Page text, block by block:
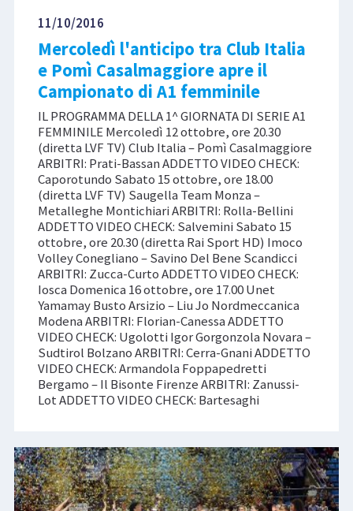
11/10/2016
Mercoledì l'anticipo tra Club Italia
e Pomì Casalmaggiore apre il
Campionato di A1 femminile
IL PROGRAMMA DELLA 1^ GIORNATA DI SERIE A1
FEMMINILE Mercoledì 12 ottobre, ore 20.30
(diretta LVF TV) Club Italia – Pomì Casalmaggiore
ARBITRI: Prati-Bassan ADDETTO VIDEO CHECK:
Caporotundo Sabato 15 ottobre, ore 18.00
(diretta LVF TV) Saugella Team Monza –
Metalleghe Montichiari ARBITRI: Rolla-Bellini
ADDETTO VIDEO CHECK: Salvemini Sabato 15
ottobre, ore 20.30 (diretta Rai Sport HD) Imoco
Volley Conegliano – Savino Del Bene Scandicci
ARBITRI: Zucca-Curto ADDETTO VIDEO CHECK:
Iosca Domenica 16 ottobre, ore 17.00 Unet
Yamamay Busto Arsizio – Liu Jo Nordmeccanica
Modena ARBITRI: Florian-Canessa ADDETTO
VIDEO CHECK: Ugolotti Igor Gorgonzola Novara –
Sudtirol Bolzano ARBITRI: Cerra-Gnani ADDETTO
VIDEO CHECK: Armandola Foppapedretti
Bergamo – Il Bisonte Firenze ARBITRI: Zanussi-
Lot ADDETTO VIDEO CHECK: Bartesaghi